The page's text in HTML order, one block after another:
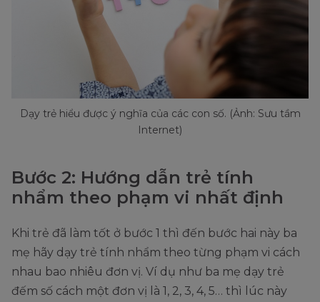
Dạy trẻ hiểu được ý nghĩa của các con số. (Ảnh: Sưu tầm
Internet)
Bước 2: Hướng dẫn trẻ tính
nhẩm theo phạm vi nhất định
Khi trẻ đã làm tốt ở bước 1 thì đến bước hai này ba
mẹ hãy dạy trẻ tính nhẩm theo từng phạm vi cách
nhau bao nhiêu đơn vị. Ví dụ như ba mẹ dạy trẻ
đếm số cách một đơn vị là 1, 2, 3, 4, 5… thì lúc này